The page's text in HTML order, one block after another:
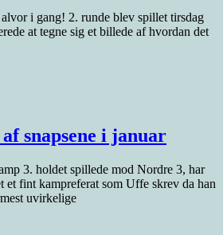
i gang! 2. runde blev spillet tirsdag
at tegne sig et billede af hvordan det
snapsene i januar
3. holdet spillede mod Nordre 3, har
et fint kampreferat som Uffe skrev da han
uvirkelige